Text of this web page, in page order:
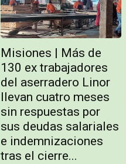
Misiones | Más de
130 ex trabajadores
del aserradero Linor
llevan cuatro meses
sin respuestas por
sus deudas salariales
e indemnizaciones
tras el cierre...